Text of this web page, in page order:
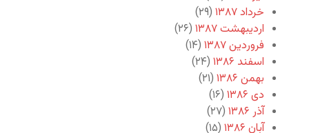
خرداد ۱۳۸۷
(۲۹)
اردیبهشت ۱۳۸۷
(۲۶)
فروردین ۱۳۸۷
(۱۴)
اسفند ۱۳۸۶
(۲۴)
بهمن ۱۳۸۶
(۲۱)
دی ۱۳۸۶
(۱۶)
آذر ۱۳۸۶
(۲۷)
آبان ۱۳۸۶
(۱۵)